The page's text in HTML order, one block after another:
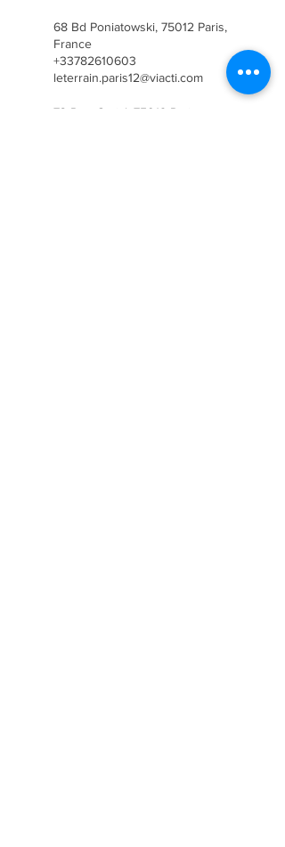
68 Bd Poniatowski, 75012 Paris,
France
+33782610603
leterrain.paris12@viacti.com
73 Rue Curial, 75019 Paris,